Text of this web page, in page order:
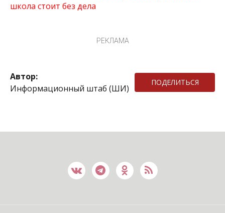
школа стоит без дела
РЕКЛАМА
Автор:
Информационный штаб (ШИ)
ПОДЕЛИТЬСЯ